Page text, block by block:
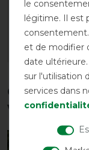
71,95 € *
LISTE DE
Ces
vous
le
légitime. Il est
et de modifier
date
sur l'utilisation
services dans